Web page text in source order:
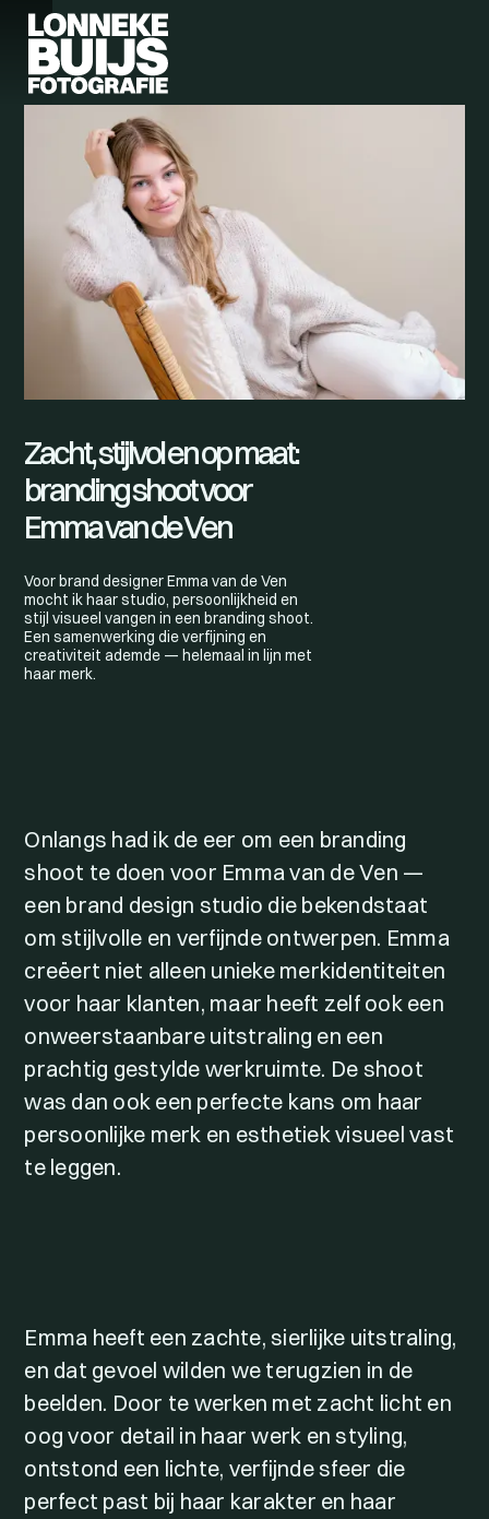
Zacht, stijlvol en op maat:
branding shoot voor
Emma van de Ven
Voor brand designer Emma van de Ven
mocht ik haar studio, persoonlijkheid en
stijl visueel vangen in een branding shoot.
Een samenwerking die verfijning en
creativiteit ademde — helemaal in lijn met
haar merk.
Onlangs had ik de eer om een branding
shoot te doen voor Emma van de Ven —
een brand design studio die bekendstaat
om stijlvolle en verfijnde ontwerpen. Emma
creëert niet alleen unieke merkidentiteiten
voor haar klanten, maar heeft zelf ook een
onweerstaanbare uitstraling en een
prachtig gestylde werkruimte. De shoot
was dan ook een perfecte kans om haar
persoonlijke merk en esthetiek visueel vast
te leggen.
Emma heeft een zachte, sierlijke uitstraling,
en dat gevoel wilden we terugzien in de
beelden. Door te werken met zacht licht en
oog voor detail in haar werk en styling,
ontstond een lichte, verfijnde sfeer die
perfect past bij haar karakter en haar